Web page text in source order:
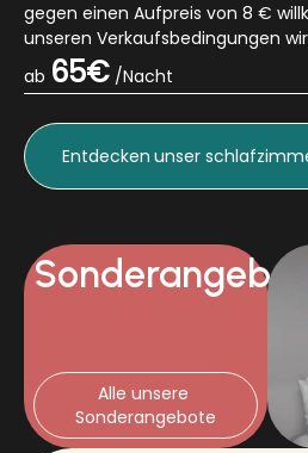
gegen einen Aufpreis von 8 €
unseren Verkaufsbedingungen
erstattungsfähige und nicht
ab 65€ /Nacht
Entdecken unser
Alle unsere
Sonderangebote